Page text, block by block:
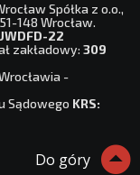
Spółka z o.o.,
148 Wrocław.
22
zakładowy: 309
-
Sądowego KRS:
Do góry